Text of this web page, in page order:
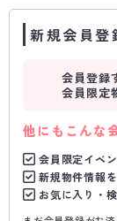
新規会員登
会員登録
会員限定
他にもこんな
会員限定イベ
新規物件情報
お気に入り・